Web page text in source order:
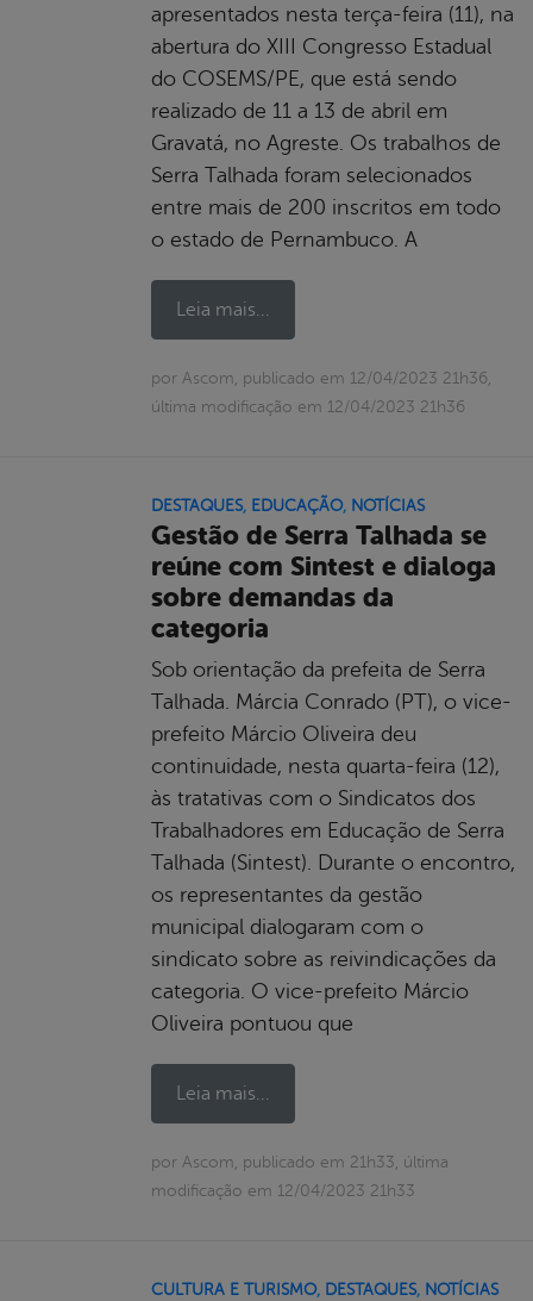
apresentados nesta terça-feira (11), na
abertura do XIII Congresso Estadual
do COSEMS/PE, que está sendo
realizado de 11 a 13 de abril em
Gravatá, no Agreste. Os trabalhos de
Serra Talhada foram selecionados
entre mais de 200 inscritos em todo
o estado de Pernambuco. A
Leia mais...
por Ascom, publicado em 12/04/2023 21h36,
última modificação em 12/04/2023 21h36
DESTAQUES, EDUCAÇÃO, NOTÍCIAS
Gestão de Serra Talhada se
reúne com Sintest e dialoga
sobre demandas da
categoria
Sob orientação da prefeita de Serra
Talhada. Márcia Conrado (PT), o vice-
prefeito Márcio Oliveira deu
continuidade, nesta quarta-feira (12),
às tratativas com o Sindicatos dos
Trabalhadores em Educação de Serra
Talhada (Sintest). Durante o encontro,
os representantes da gestão
municipal dialogaram com o
sindicato sobre as reivindicações da
categoria. O vice-prefeito Márcio
Oliveira pontuou que
Leia mais...
por Ascom, publicado em 21h33, última
modificação em 12/04/2023 21h33
CULTURA E TURISMO, DESTAQUES, NOTÍCIAS